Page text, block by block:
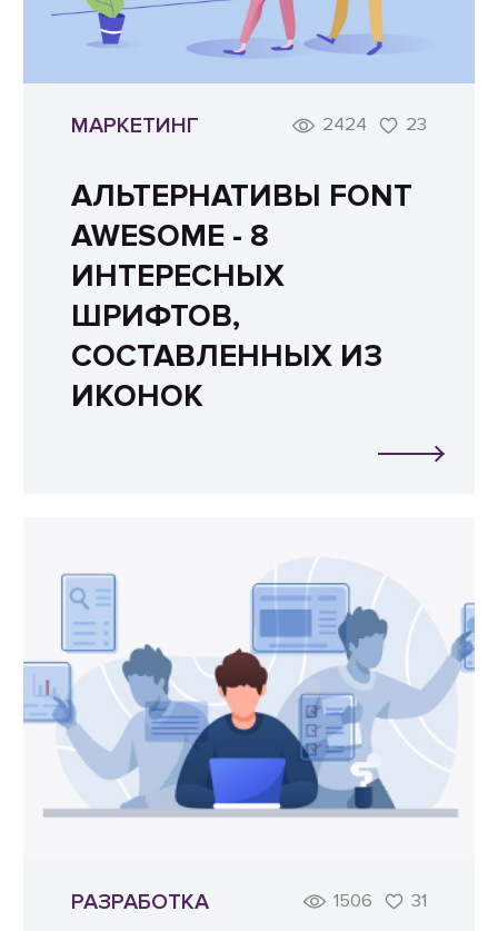
МАРКЕТИНГ 2424 23
АЛЬТЕРНАТИВЫ FONT
AWESOME - 8
ИНТЕРЕСНЫХ
ШРИФТОВ,
СОСТАВЛЕННЫХ ИЗ
ИКОНОК
РАЗРАБОТКА 1506 31